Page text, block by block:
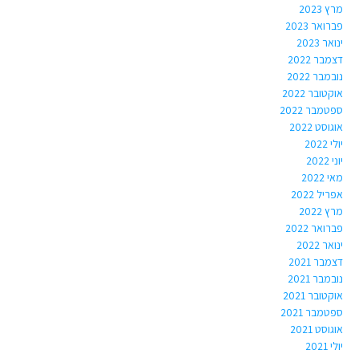
מרץ 2023
פברואר 2023
ינואר 2023
דצמבר 2022
נובמבר 2022
אוקטובר 2022
ספטמבר 2022
אוגוסט 2022
יולי 2022
יוני 2022
מאי 2022
אפריל 2022
מרץ 2022
פברואר 2022
ינואר 2022
דצמבר 2021
נובמבר 2021
אוקטובר 2021
ספטמבר 2021
אוגוסט 2021
יולי 2021